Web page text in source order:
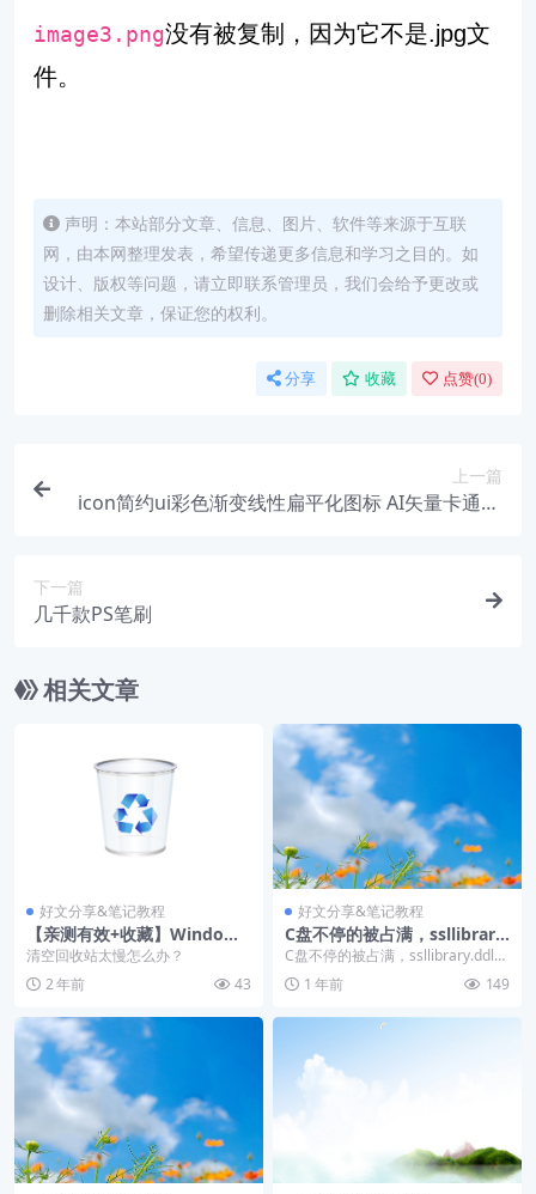
image3.png没有被复制，因为它不是.jpg文
件。
声明：本站部分文章、信息、图片、软件等来源于互联
网，由本网整理发表，希望传递更多信息和学习之目的。如
设计、版权等问题，请立即联系管理员，我们会给予更改或
删除相关文章，保证您的权利。
分享 收藏 点赞(0)
上一篇
icon简约ui彩色渐变线性扁平化图标 AI矢量卡通ps
下一篇
几千款PS笔刷
相关文章
好文分享&笔记教程
【亲测有效+收藏】Windows
10快速删除大量回收站文件以
及由此引起的回收站右键清空
反应慢问题的解决
清空回收站太慢怎么办？
2 年前
43
好文分享&笔记教程
C盘不停的被占满，ssllibrary.
ddl文件占用空间很大的解决
方法
C盘不停的被占满，ssllibrary.ddl文
件占用空间很大的解决方法
1 年前 149